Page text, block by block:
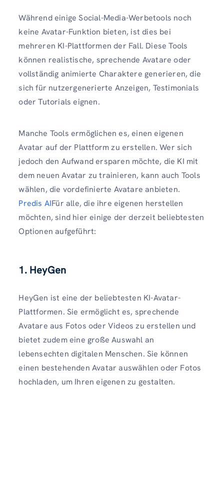
Während einige Social-Media-Werbetools noch
keine Avatar-Funktion bieten, ist dies bei
mehreren KI-Plattformen der Fall. Diese Tools
können realistische, sprechende Avatare oder
vollständig animierte Charaktere generieren, die
sich für nutzergenerierte Anzeigen, Testimonials
oder Tutorials eignen.
Manche Tools ermöglichen es, einen eigenen
Avatar auf der Plattform zu erstellen. Wer sich
jedoch den Aufwand ersparen möchte, die KI mit
dem neuen Avatar zu trainieren, kann auch Tools
wählen, die vordefinierte Avatare anbieten.
Predis AIFür alle, die ihre eigenen herstellen
möchten, sind hier einige der derzeit beliebtesten
Optionen aufgeführt:
1. HeyGen
HeyGen ist eine der beliebtesten KI-Avatar-
Plattformen. Sie ermöglicht es, sprechende
Avatare aus Fotos oder Videos zu erstellen und
bietet zudem eine große Auswahl an
lebensechten digitalen Menschen. Sie können
einen bestehenden Avatar auswählen oder Fotos
hochladen, um Ihren eigenen zu gestalten.